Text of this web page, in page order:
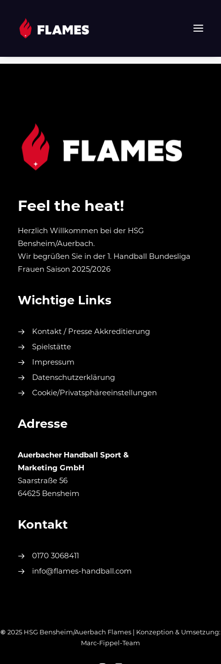
JUNIOR FLAMES
JUGEND
VEREIN
SPONSOREN & PARTNER
TICKETS
Feel the heat!
Herzlich Willkommen bei der HSG
Bensheim/Auerbach.
Wir begrüßen Sie in der 1. Handball Bundesliga
Frauen Saison 2025/2026
Wichtige Links
Kontakt / Presse Akkreditierung
Spielstätte
Impressum
Datenschutzerklärung
Cookie/Privatsphäreeinstellungen
Adresse
Auerbacher Handball Sport &
Marketing GmbH
Saarstraße 56
64625 Bensheim
Kontakt
0170 3068411
info@flames-handball.com
© 2025 HSG Bensheim/Auerbach Flames | Konzeption & Umsetzung:
Marc-Fippel-Team